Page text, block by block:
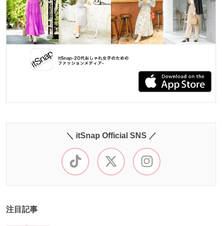
＼ itSnap Official SNS ／
注目記事